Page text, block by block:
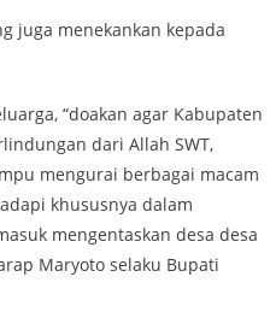
juga menekankan kepada
“doakan agar Kabupaten
dari Allah SWT,
mengurai berbagai macam
khususnya dalam
mengentaskan desa desa
Maryoto selaku Bupati